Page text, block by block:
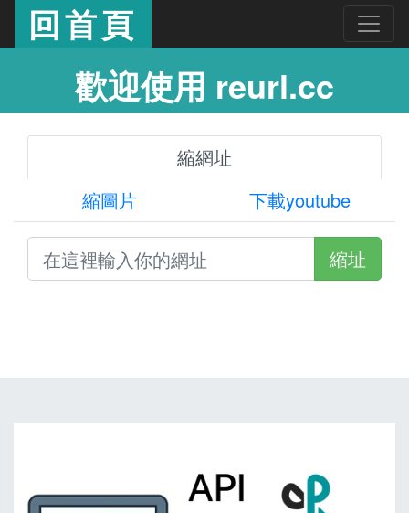
回首頁
歡迎使用 reurl.cc
縮網址
縮圖片
下載youtube
縮址